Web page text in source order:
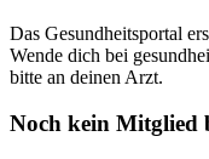
Das Gesundheitsportal
Wende dich bei
bitte an deinen Arzt.
Noch kein Mitglied